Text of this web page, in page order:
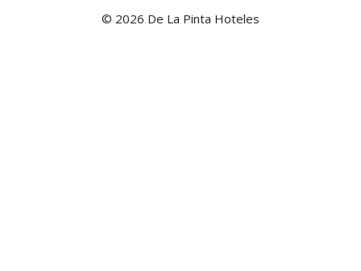
© 2026 De La Pinta Hoteles